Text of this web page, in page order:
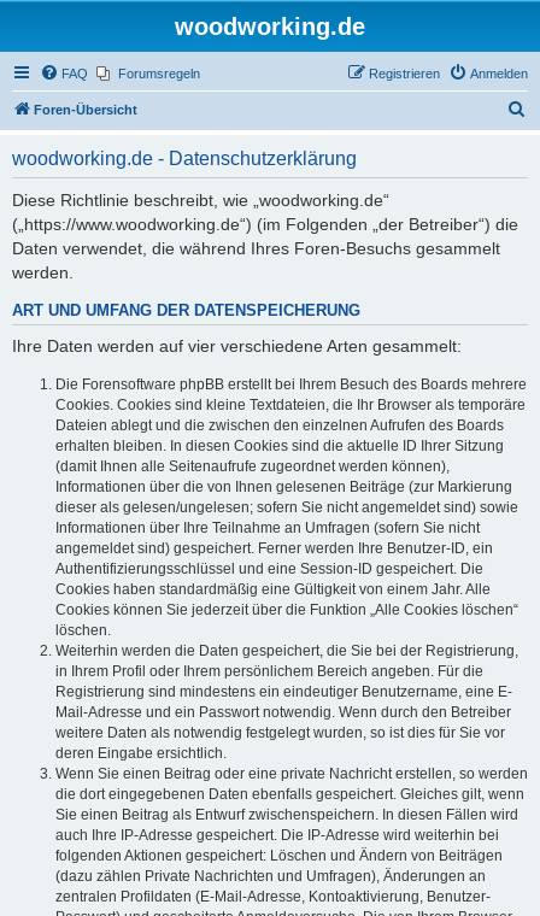
woodworking.de
FAQ Forumsregeln Anmelden
Registrieren
Foren-Übersicht
woodworking.de - Datenschutzerklärung
Diese Richtlinie beschreibt, wie „woodworking.de“
(„https://www.woodworking.de“) (im Folgenden „der Betreiber“) die
Daten verwendet, die während Ihres Foren-Besuchs gesammelt
werden.
ART UND UMFANG DER DATENSPEICHERUNG
Ihre Daten werden auf vier verschiedene Arten gesammelt:
Die Forensoftware phpBB erstellt bei Ihrem Besuch des Boards mehrere
Cookies. Cookies sind kleine Textdateien, die Ihr Browser als temporäre
Dateien ablegt und die zwischen den einzelnen Aufrufen des Boards
erhalten bleiben. In diesen Cookies sind die aktuelle ID Ihrer Sitzung
(damit Ihnen alle Seitenaufrufe zugeordnet werden können),
Informationen über die von Ihnen gelesenen Beiträge (zur Markierung
dieser als gelesen/ungelesen; sofern Sie nicht angemeldet sind) sowie
Informationen über Ihre Teilnahme an Umfragen (sofern Sie nicht
angemeldet sind) gespeichert. Ferner werden Ihre Benutzer-ID, ein
Authentifizierungsschlüssel und eine Session-ID gespeichert. Die
Cookies haben standardmäßig eine Gültigkeit von einem Jahr. Alle
Cookies können Sie jederzeit über die Funktion „Alle Cookies löschen“
löschen.
Weiterhin werden die Daten gespeichert, die Sie bei der Registrierung,
in Ihrem Profil oder Ihrem persönlichem Bereich angeben. Für die
Registrierung sind mindestens ein eindeutiger Benutzername, eine E-
Mail-Adresse und ein Passwort notwendig. Wenn durch den Betreiber
weitere Daten als notwendig festgelegt wurden, so ist dies für Sie vor
deren Eingabe ersichtlich.
Wenn Sie einen Beitrag oder eine private Nachricht erstellen, so werden
die dort eingegebenen Daten ebenfalls gespeichert. Gleiches gilt, wenn
Sie einen Beitrag als Entwurf zwischenspeichern. In diesen Fällen wird
auch Ihre IP-Adresse gespeichert. Die IP-Adresse wird weiterhin bei
folgenden Aktionen gespeichert: Löschen und Ändern von Beiträgen
(dazu zählen Private Nachrichten und Umfragen), Änderungen an
zentralen Profildaten (E-Mail-Adresse, Kontoaktivierung, Benutzer-